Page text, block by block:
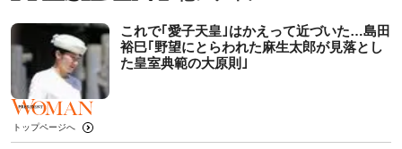
これで｢愛子天皇｣はかえって近づいた…島田
裕巳｢野望にとらわれた麻生太郎が見落とし
た皇室典範の大原則｣
トップページへ